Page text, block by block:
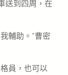
送到四周，在
輔助。”曹密
員，也可以